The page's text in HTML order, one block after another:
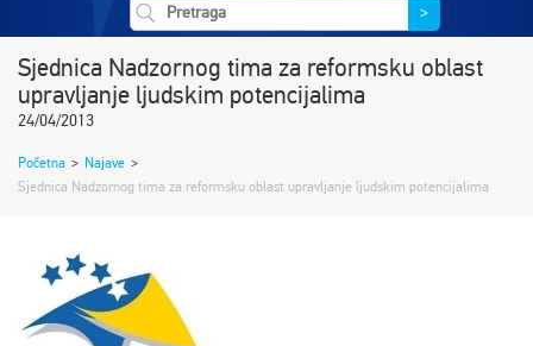
>
Sjednica Nadzornog tima za reformsku oblast
upravljanje ljudskim potencijalima
24/04/2013
Početna > Najave >
Sjednica Nadzornog tima za reformsku oblast upravljanje ljudskim potencijalima